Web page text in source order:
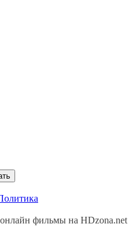
фильмы на HDzona.net